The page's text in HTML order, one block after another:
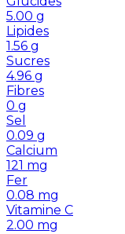
5.00 g
Lipides
1.56 g
Sucres
4.96 g
Fibres
0 g
Sel
0.09 g
Calcium
121 mg
Fer
0.08 mg
Vitamine C
2.00 mg